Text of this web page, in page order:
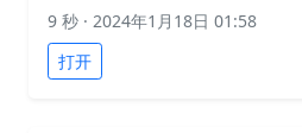
9 秒 · 2024年1月18日 01:58
打开